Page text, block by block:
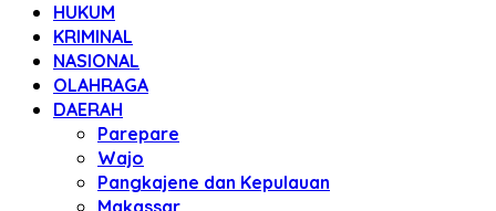
HUKUM
KRIMINAL
NASIONAL
OLAHRAGA
DAERAH
Parepare
Wajo
Pangkajene dan Kepulauan
Makassar